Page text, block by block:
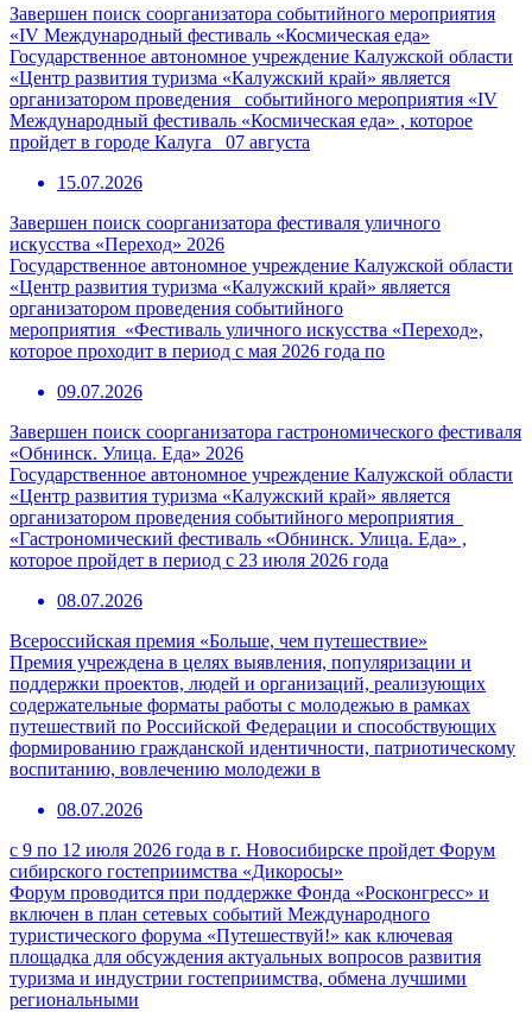
Завершен поиск соорганизатора событийного мероприятия
«IV Международный фестиваль «Космическая еда»
Государственное автономное учреждение Калужской области
«Центр развития туризма «Калужский край» является
организатором проведения событийного мероприятия «IV
Международный фестиваль «Космическая еда» , которое
пройдет в городе Калуга 07 августа
15.07.2026
Завершен поиск соорганизатора фестиваля уличного
искусства «Переход» 2026
Государственное автономное учреждение Калужской области
«Центр развития туризма «Калужский край» является
организатором проведения событийного
мероприятия «Фестиваль уличного искусства «Переход»,
которое проходит в период с мая 2026 года по
09.07.2026
Завершен поиск соорганизатора гастрономического фестиваля
«Обнинск. Улица. Еда» 2026
Государственное автономное учреждение Калужской области
«Центр развития туризма «Калужский край» является
организатором проведения событийного мероприятия
«Гастрономический фестиваль «Обнинск. Улица. Еда» ,
которое пройдет в период с 23 июля 2026 года
08.07.2026
Всероссийская премия «Больше, чем путешествие»
Премия учреждена в целях выявления, популяризации и
поддержки проектов, людей и организаций, реализующих
содержательные форматы работы с молодежью в рамках
путешествий по Российской Федерации и способствующих
формированию гражданской идентичности, патриотическому
воспитанию, вовлечению молодежи в
08.07.2026
с 9 по 12 июля 2026 года в г. Новосибирске пройдет Форум
сибирского гостеприимства «Дикоросы»
Форум проводится при поддержке Фонда «Росконгресс» и
включен в план сетевых событий Международного
туристического форума «Путешествуй!» как ключевая
площадка для обсуждения актуальных вопросов развития
туризма и индустрии гостеприимства, обмена лучшими
региональными